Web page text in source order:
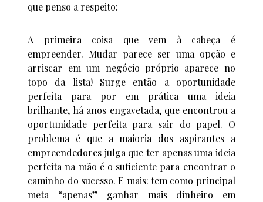
que penso a respeito:
A primeira coisa que vem à cabeça é
empreender. Mudar parece ser uma opção e
arriscar em um negócio próprio aparece no
topo da lista! Surge então a oportunidade
perfeita para por em prática uma ideia
brilhante, há anos engavetada, que encontrou a
oportunidade perfeita para sair do papel. O
problema é que a maioria dos aspirantes a
empreendedores julga que ter apenas uma ideia
perfeita na mão é o suficiente para encontrar o
caminho do sucesso. E mais: tem como principal
meta “apenas” ganhar mais dinheiro em